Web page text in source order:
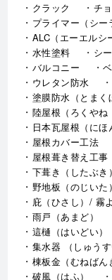
クラック チ
プライマー（シー
ALC（エーエルシ
水性塗料
シ
バルコニー
ウレタン防水
塗膜防水（とまく
陸屋根（ろくやね
日本瓦屋根（にほ
屋根カバー工法
屋根葺き替え工事
下葺き（したぶ
野地板（のじいた）
庇（ひさし）/ 霧
雨戸（あまど）
這樋（はいどい）
集水器 （しゅう
棟板金（むねばん
破風（はふ）